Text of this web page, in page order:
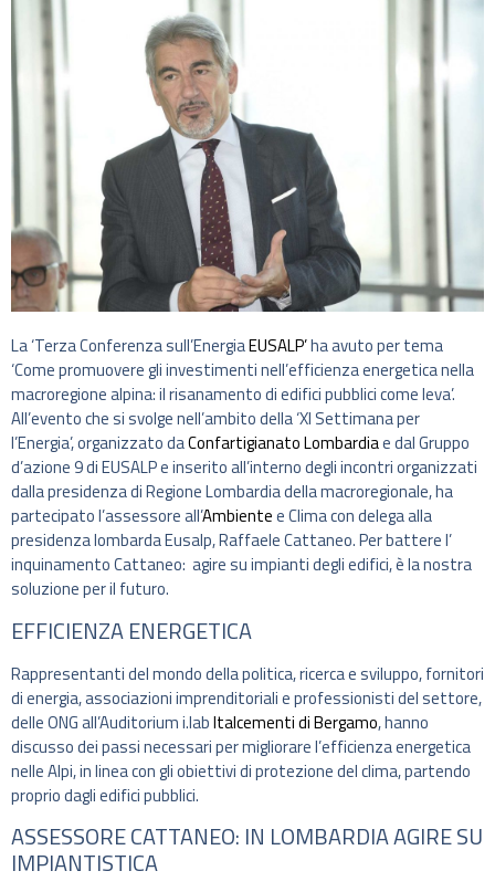
La ‘Terza Conferenza sull’EnergiaEUSALP’ha avuto per tema
‘Come promuovere gli investimenti nell’efficienza energetica nella
macroregione alpina: il risanamento di edifici pubblici come leva’.
All’evento che si svolge nell’ambito della ‘XI Settimana per
l’Energia’, organizzato daConfartigianato Lombardiae dal Gruppo
d’azione 9 di EUSALP e inserito all’interno degli incontri organizzati
dalla presidenza di Regione Lombardia della macroregionale, ha
partecipato l’assessore all’Ambientee Clima con delega alla
presidenza lombarda Eusalp, Raffaele Cattaneo. Per battere l’
inquinamento Cattaneo: agire su impianti degli edifici, è la nostra
soluzione per il futuro.
EFFICIENZA ENERGETICA
Rappresentanti del mondo della politica, ricerca e sviluppo, fornitori
di energia, associazioni imprenditoriali e professionisti del settore,
delle ONG all’Auditorium i.labItalcementi di Bergamo, hanno
discusso dei passi necessari per migliorare l’efficienza energetica
nelle Alpi, in linea con gli obiettivi di protezione del clima, partendo
proprio dagli edifici pubblici.
ASSESSORE CATTANEO: IN LOMBARDIA AGIRE SU
IMPIANTISTICA